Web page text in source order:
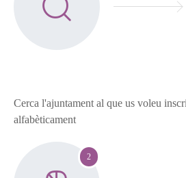
Cerca l'ajuntament al que us voleu
alfabèticament
2